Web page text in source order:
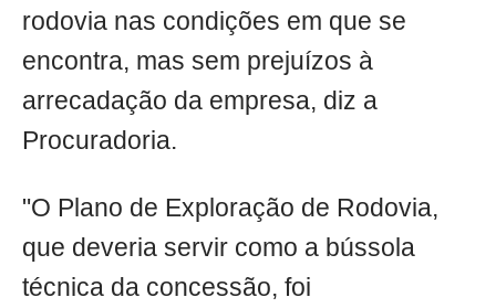
rodovia nas condições em que se
encontra, mas sem prejuízos à
arrecadação da empresa, diz a
Procuradoria.
"O Plano de Exploração de Rodovia,
que deveria servir como a bússola
técnica da concessão, foi